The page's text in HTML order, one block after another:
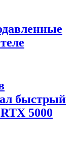
быстрый
5000